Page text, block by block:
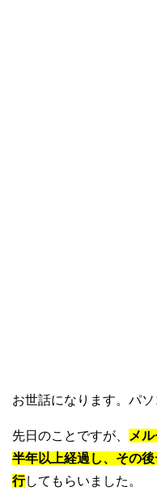
お世話になります。パ
先日のことですが、
メ
半年以上経過し、その
行してもらいました。